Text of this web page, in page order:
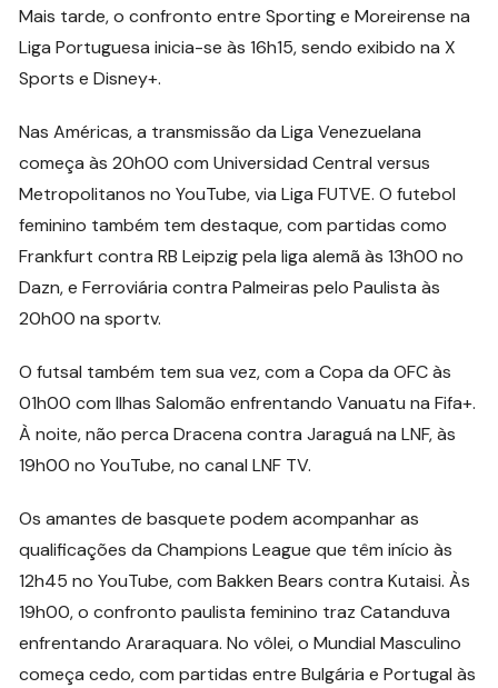
Mais tarde, o confronto entre Sporting e Moreirense na
Liga Portuguesa inicia-se às 16h15, sendo exibido na X
Sports e Disney+.
Nas Américas, a transmissão da Liga Venezuelana
começa às 20h00 com Universidad Central versus
Metropolitanos no YouTube, via Liga FUTVE. O futebol
feminino também tem destaque, com partidas como
Frankfurt contra RB Leipzig pela liga alemã às 13h00 no
Dazn, e Ferroviária contra Palmeiras pelo Paulista às
20h00 na sportv.
O futsal também tem sua vez, com a Copa da OFC às
01h00 com Ilhas Salomão enfrentando Vanuatu na Fifa+.
À noite, não perca Dracena contra Jaraguá na LNF, às
19h00 no YouTube, no canal LNF TV.
Os amantes de basquete podem acompanhar as
qualificações da Champions League que têm início às
12h45 no YouTube, com Bakken Bears contra Kutaisi. Às
19h00, o confronto paulista feminino traz Catanduva
enfrentando Araraquara. No vôlei, o Mundial Masculino
começa cedo, com partidas entre Bulgária e Portugal às